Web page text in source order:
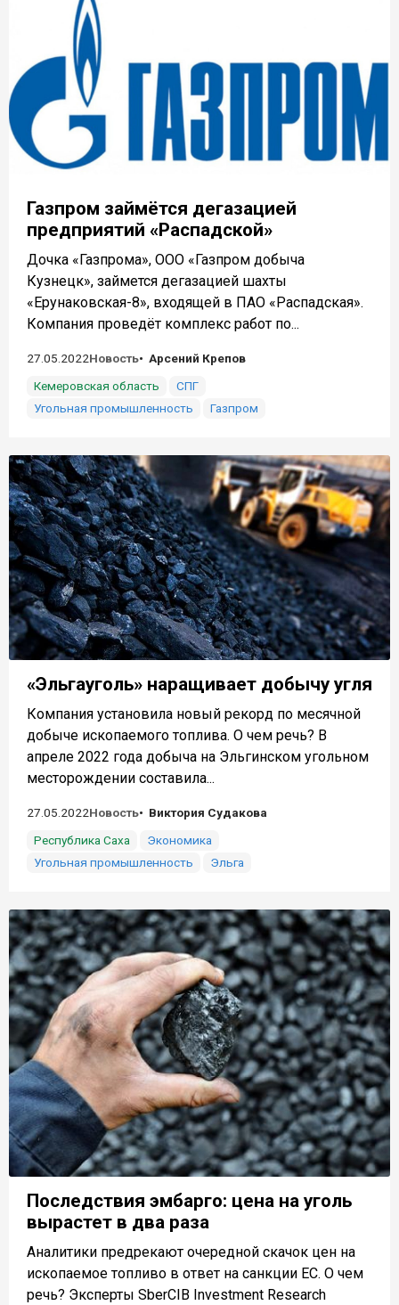
Газпром займётся дегазацией
предприятий «Распадской»
Дочка «Газпрома», ООО «Газпром добыча
Кузнецк», займется дегазацией шахты
«Ерунаковская-8», входящей в ПАО «Распадская».
Компания проведёт комплекс работ по...
27.05.2022Новость
Арсений Крепов
Кемеровская область
СПГ
Угольная промышленность
Газпром
«Эльгауголь» наращивает добычу угля
Компания установила новый рекорд по месячной
добыче ископаемого топлива. О чем речь? В
апреле 2022 года добыча на Эльгинском угольном
месторождении составила...
27.05.2022Новость
Виктория Судакова
Республика Саха
Экономика
Угольная промышленность
Эльга
Последствия эмбарго: цена на уголь
вырастет в два раза
Аналитики предрекают очередной скачок цен на
ископаемое топливо в ответ на санкции ЕС. О чем
речь? Эксперты SberCIB Investment Research